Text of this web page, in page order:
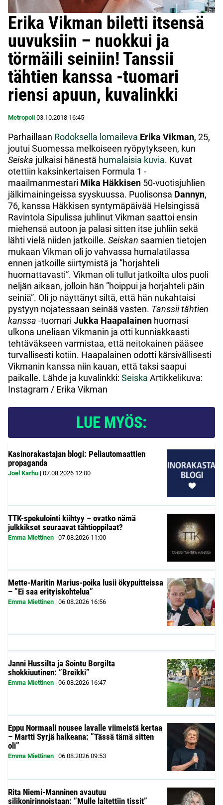
Erika Vikman biletti itsensä
uuvuksiin – nuokkui ja
törmäili seiniin! Tanssii
tähtien kanssa -tuomari
riensi apuun, kuvalinkki
Metropoli 03.10.2018 16:45
Parhaillaan Rodoksella lomaileva Erika Vikman, 25,
joutui Suomessa melkoiseen ryöpytykseen, kun
Seiska julkaisi hänestä humalaisia kuvia. Kuvat
otettiin kaksinkertaisen Formula 1 -
maailmanmestari Mika Häkkisen 50-vuotisjuhlien
jälkimainingeissa syyskuussa. Puolisonsa Dannyn,
76, kanssa Häkkisen syntymäpäivää Helsingissä
Ravintola Sipulissa juhlinut Vikman saattoi ensin
miehensä autoon ja palasi sitten itse juhliin sekä
lähti vielä niiden jatkoille. Seiskan saamien tietojen
mukaan Vikman oli jo vahvassa humalatilassa
ennen jatkoille siirtymistä ja ”horjahteli
huomattavasti”. Vikman oli tullut jatkoilta ulos puoli
neljän aikaan, jolloin hän ”hoippui ja horjahteli päin
seiniä”. Oli jo näyttänyt siltä, että hän nukahtaisi
pystyyn nojatessaan seinää vasten. Tanssii tähtien
kanssa -tuomari Jukka Haapalainen huomasi
ulkona uneliaan Vikmanin ja otti kunniakkaasti
tehtäväkseen varmistaa, että neitokainen pääsee
turvallisesti kotiin. Haapalainen odotti kärsivällisesti
Vikmanin kanssa niin kauan, että taksi saapui
paikalle. Lähde ja kuvalinkki: Seiska Artikkelikuva:
Instagram / Erika Vikman
LUE MYÖS:
Kasinorakastajan blogi: Peliautomaattien
propaganda
Joel Karhu | 07.08.2026 12:00
TTK-spekulointi kiihtyy – ovatko nämä
julkkikset seuraavat tähtioppilaat?
Emma Miettinen | 07.08.2026 11:00
Mette-Maritin Marius-poika lusii ökypuitteissa
– ”Ei saa erityiskohtelua”
Emma Miettinen | 06.08.2026 16:56
Janni Hussilta ja Sointu Borgilta
shokkiuutinen: ”Breikki”
Emma Miettinen | 06.08.2026 16:47
Eppu Normaali nousee lavalle viimeistä kertaa
– Martti Syrjä haikeana: ”Tässä tämä sitten
oli”
Emma Miettinen | 06.08.2026 09:53
Rita Niemi-Manninen avautuu
silikonirinnoistaan: ”Mulle laitettiin tissit”